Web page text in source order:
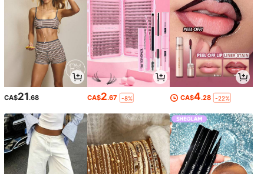
CA$21.68 CA$2.67 -8% CA$4.28 -22%